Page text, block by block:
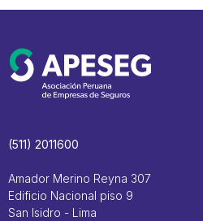
(511) 2011600
Amador Merino Reyna 307
Edificio Nacional piso 9
San Isidro - Lima